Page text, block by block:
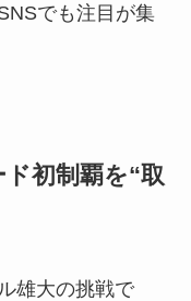
でも注目が集
初制覇を“取
雄大の挑戦で